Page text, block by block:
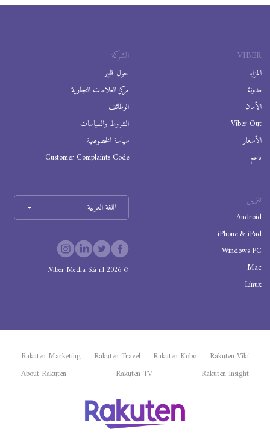
VIBER
المزايا
مدونة
الأمان
Viber Out
الأسعار
دعم
الشركة
حول فايبر
مركز العلامات التجارية
الوظائف
الشروط والسياسات
سياسة الخصوصية
Customer Complaints Code
تنزيل
Android
iPhone & iPad
Windows PC
Mac
Linux
اللغة العربية
©
2026
Viber Media S.à r.l.
Rakuten Viki
Rakuten Kobo
Rakuten Travel
Rakuten Marketing
Rakuten Insight
Rakuten TV
About Rakuten